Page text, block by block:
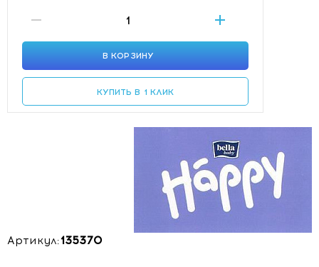
В КОРЗИНУ
КУПИТЬ В 1 КЛИК
Артикул:135370